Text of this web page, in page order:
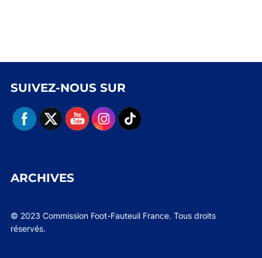
SUIVEZ-NOUS SUR
ARCHIVES
© 2023 Commission Foot-Fauteuil France. Tous droits
réservés.